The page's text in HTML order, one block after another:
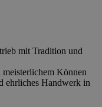
mit Tradition und
Können
ehrliches Handwerk in